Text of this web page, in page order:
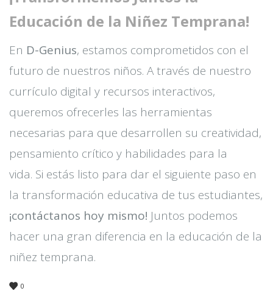
Educación de la Niñez Temprana!
En D-Genius, estamos comprometidos con el
futuro de nuestros niños. A través de nuestro
currículo digital y recursos interactivos,
queremos ofrecerles las herramientas
necesarias para que desarrollen su creatividad,
pensamiento crítico y habilidades para la
vida. Si estás listo para dar el siguiente paso en
la transformación educativa de tus estudiantes,
¡contáctanos hoy mismo! Juntos podemos
hacer una gran diferencia en la educación de la
niñez temprana.
0